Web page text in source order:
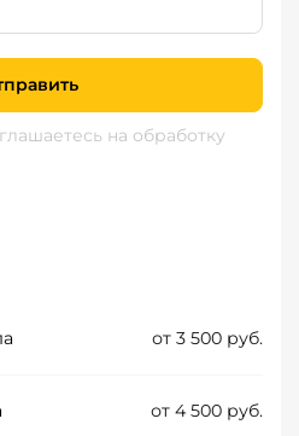
на обработку
от 3 500 руб.
от 4 500 руб.